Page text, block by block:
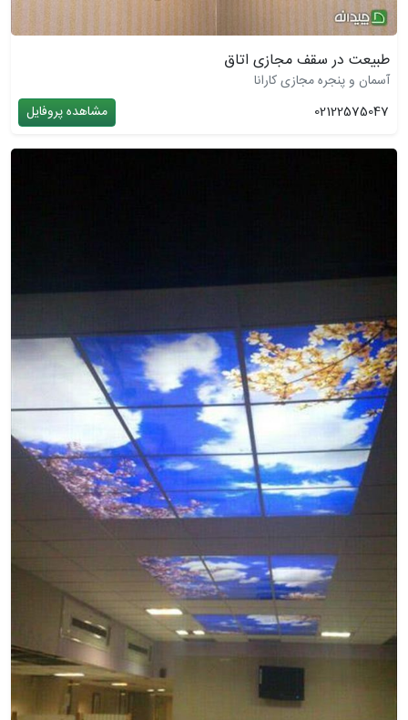
طبیعت در سقف مجازی اتاق
آسمان و پنجره مجازی کارانا
02122575047
مشاهده پروفایل